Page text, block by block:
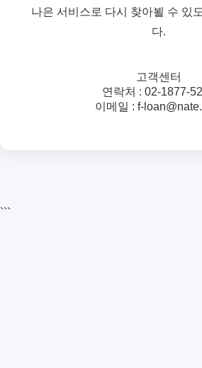
나은 서비스로 다시 찾아뵐 수 있
다.
고객센터
연락처 : 02-1877-
이메일 : f-
```